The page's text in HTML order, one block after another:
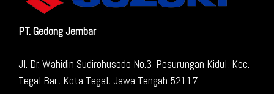
PT. Gedong Jembar
Jl. Dr. Wahidin Sudirohusodo No.3, Pesurungan Kidul, Kec.
Tegal Bar., Kota Tegal, Jawa Tengah 52117